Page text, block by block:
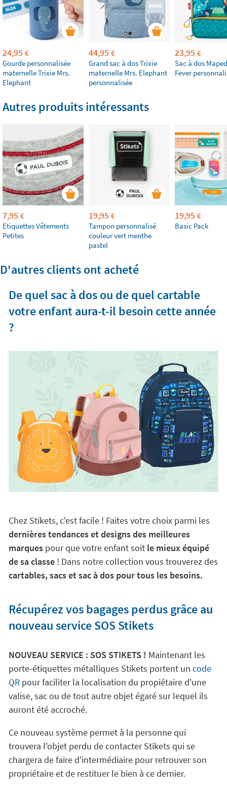
24,95 €
Gourde personnalisée
maternelle Trixie Mrs.
Elephant
44,95 €
Grand sac à dos Trixie
maternelle Mrs. Elephant
personnalisée
23,95 €
Sac à dos
Fever
Autres produits intéressants
7,95 €
Etiquettes Vêtements
Petites
19,95 €
Tampon personnalisé
couleur vert menthe
pastel
19,95 €
Basic Pack
D'autres clients ont acheté
De quel sac à dos ou de quel cartable
votre enfant aura-t-il besoin cette année
?
Chez Stikets, c'est facile ! Faites votre choix parmi les
dernières tendances et designs des meilleures
marquespour que votre enfant soitle mieux équipé
de sa classe! Dans notre collection vous trouverez des
cartables, sacs et sac à dos pour tous les besoins.
Récupérez vos bagages perdus grâce au
nouveau service SOS Stikets
NOUVEAU SERVICE : SOS STIKETS ! Maintenant les
porte-étiquettes métalliques Stikets portent un code
QRpour faciliter la localisation du propiétaire d'une
valise, sac ou de tout autre objet égaré sur lequel ils
auront été accroché.
Ce nouveau système permet à la personne qui
trouvera l'objet perdu de contacter Stikets qui se
chargera de faire d'intermédiaire pour retrouver son
propriétaire et de restituer le bien à ce dernier.